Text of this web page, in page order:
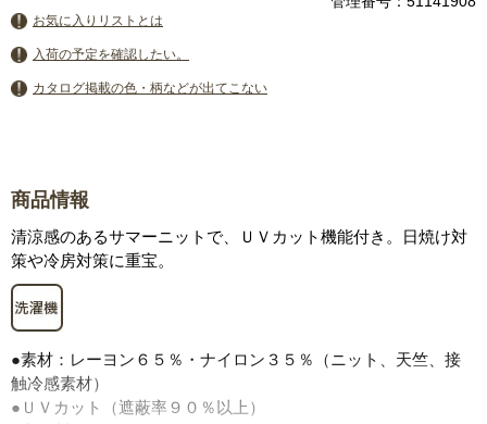
お気に入りリストとは
入荷の予定を確認したい。
カタログ掲載の色・柄などが出てこない
商品情報
清涼感のあるサマーニットで、ＵＶカット機能付き。日焼け対
策や冷房対策に重宝。
●素材：レーヨン６５％・ナイロン３５％（ニット、天竺、接
触冷感素材）
●ＵＶカット（遮蔽率９０％以上）